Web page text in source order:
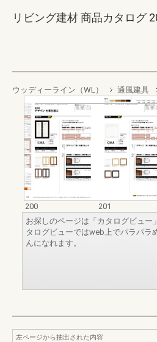
リビング建材 商品カタログ
ウッディーライン（WL） 通風建具
200
201
お探しのページは「カタログビュー
タログビューではweb上でパラパラ
んになれます。
左ページから抽出された内容